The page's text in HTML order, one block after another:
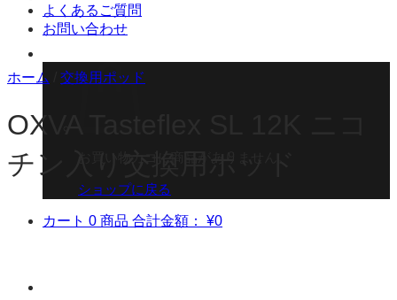
ショップに戻る
カート 0 商品 合計金額： ¥0
よくあるご質問
お問い合わせ
ホーム 交換用ポッド
OXVA Tasteflex SL 12K ニコ
チン入り交換用ポッド